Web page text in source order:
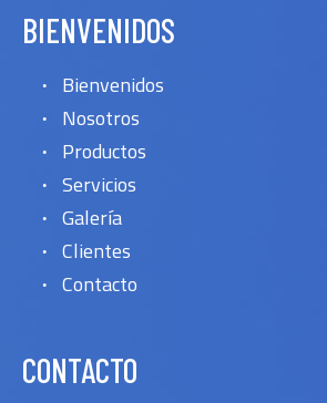
BIENVENIDOS
Bienvenidos
Nosotros
Productos
Servicios
Galería
Clientes
Contacto
CONTACTO